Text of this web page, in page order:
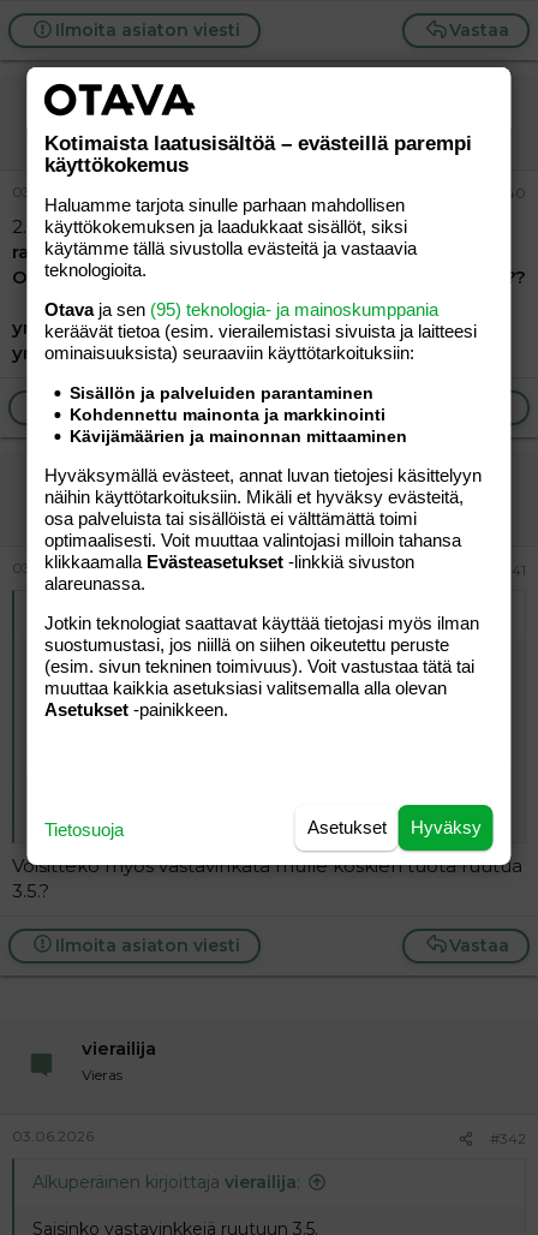
Vastaa
Ilmoita asiaton viesti
vierailija
03.06.2026 #340
2.4 vasen alakulma ymp alas 11miten tämä hankkii
ravinnon? Sama kuin sääskillä
Onko tämä vinkki tähän samaan, liittyy ymp ravintoon??
ympalas on11, ja tuo ymp on ympäristönsuojelu
ympalas on10, ja tuo ymp on ympyräsuinen
Ilmoita asiaton viesti
vierailija
Vieras
03.06.2026 #341
Alkuperäinen kirjoittaja vierailija:
2.4 vasen alakulma ymp alas 11miten tämä hankkii
ravinnon? Sama kuin sääskillä
Onko tämä vinkki tähän samaan, liittyy ymp
ymp alas on , ja tuo ymp on ympyräsuinen
Click to expand...
Voisitteko myös vastavinkata mulle koskien tuota ruutua
3.5.?
Vastaa
Ilmoita asiaton viesti
vierailija
Vieras
03.06.2026 #342
Alkuperäinen kirjoittaja vierailija:
Saisinko vastavinkkejä ruutuun 3.5.
Kotimaista laatusisältöä – evästeillä parempi
käyttökokemus
Haluamme tarjota sinulle parhaan mahdollisen
käyttökokemuksen ja laadukkaat sisällöt, siksi
käytämme tällä sivustolla evästeitä ja vastaavia
teknologioita.
Otavaja sen (95) teknologia- ja mainoskumppania
keräävät tietoa (esim. vierailemis­tasi sivuista ja laitteesi
ominaisuuk­sista) seuraaviin käyttötarkoituksiin:
Sisällön ja palveluiden parantaminen
Kohdennettu mainonta ja markkinointi
Kävijämäärien ja mainonnan mittaaminen
Hyväksymällä evästeet, annat luvan tietojesi käsittelyyn
näihin käyttötarkoituksiin. Mikäli et hyväksy evästeitä,
osa palveluista tai sisällöistä ei välttämättä toimi
optimaalisesti. Voit muuttaa valintojasi milloin tahansa
klikkaamalla Evästeasetukset -linkkiä sivuston
alareunassa.
Jotkin teknologiat saattavat käyttää tietojasi myös ilman
suostumustasi, jos niillä on siihen oikeutettu peruste
(esim. sivun tekninen toimivuus). Voit vastustaa tätä tai
muuttaa kaikkia asetuksiasi valitsemalla alla olevan
Asetukset -painikkeen.
Hyväksy
Asetukset
Tietosuoja